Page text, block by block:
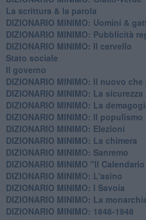
La scrittura & la parola
​DIZIONARIO MINIMO: Uomini &
DIZIONARIO MINIMO: ​Pubblicità
DIZIONARIO MINIMO: Il cervello
Stato sociale
Il governo
DIZIONARIO MINIMO: Il nuovo che
DIZIONARIO MINIMO: La sicurezza
DIZIONARIO MINIMO: La
DIZIONARIO MINIMO: Il populismo
DIZIONARIO MINIMO: Elezioni
DIZIONARIO MINIMO: La chimera
DIZIONARIO MINIMO: Sanremo
DIZIONARIO MINIMO "Il
DIZIONARIO MINIMO: L'asino
DIZIONARIO MINIMO: I Savoia
DIZIONARIO MINIMO: La
DIZIONARIO MINIMO: 1848-1948